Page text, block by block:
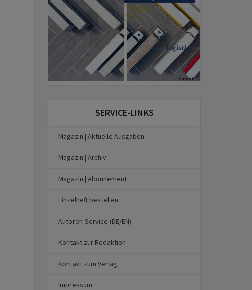
SERVICE-LINKS
Magazin | Aktuelle Ausgaben
Magazin | Archiv
Magazin | Abonnement
Einzelheft bestellen
Autoren-Service (DE/EN)
Kontakt zur Redaktion
Kontakt zum Verlag
Impressum